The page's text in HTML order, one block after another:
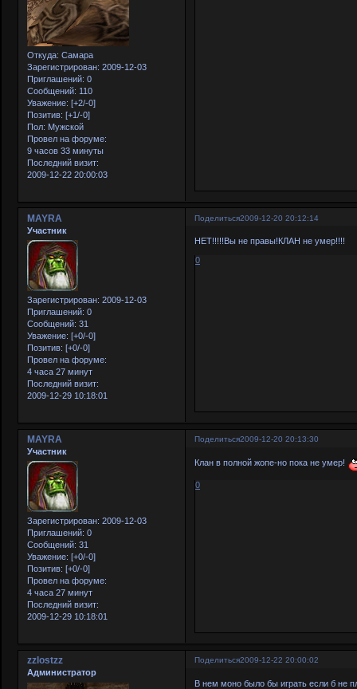
Откуда: Самара
Зарегистрирован: 2009-12-03
Приглашений: 0
Сообщений: 110
Уважение: [+2/-0]
Позитив: [+1/-0]
Пол: Мужской
Провел на форуме:
9 часов 33 минуты
Последний визит:
2009-12-22 20:00:03
Поделиться2009-12-20 20:12:14
MAYRA
Участник
Зарегистрирован: 2009-12-03
Приглашений: 0
Сообщений: 31
Уважение: [+0/-0]
Позитив: [+0/-0]
Провел на форуме:
4 часа 27 минут
Последний визит:
2009-12-29 10:18:01
НЕТ!!!!!Вы не правы!КЛАН не умер!!!!
0
Поделиться2009-12-20 20:13:30
MAYRA
Участник
Зарегистрирован: 2009-12-03
Приглашений: 0
Сообщений: 31
Уважение: [+0/-0]
Позитив: [+0/-0]
Провел на форуме:
4 часа 27 минут
Последний визит:
2009-12-29 10:18:01
Клан в полной жопе-но пока не умер!
0
Поделиться2009-12-22 20:00:02
zzlostzz
Администратор
В нем моно было бы играть если б не